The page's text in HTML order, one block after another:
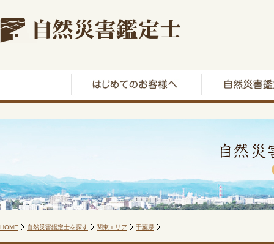
HOME 自然災害鑑定士を探す 関東エリア 千葉県